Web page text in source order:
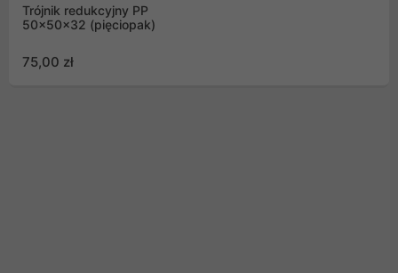
Trójnik redukcyjny PP
50x50x32 (pięciopak)
75,00 zł